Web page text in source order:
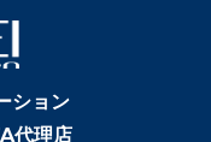
ション
代理店